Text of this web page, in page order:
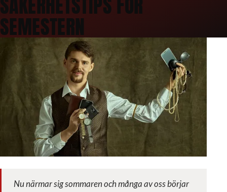
BLI ÅF
MEDIA
SEMESTERN
Nu närmar sig sommaren och många av oss börjar